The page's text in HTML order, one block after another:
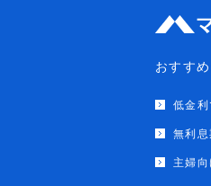
おすす
低金
無利
主婦